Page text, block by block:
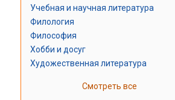
Учебная и научная литература
Филология
Философия
Хобби и досуг
Художественная литература
Смотреть все